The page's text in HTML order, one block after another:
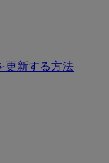
更新する方法